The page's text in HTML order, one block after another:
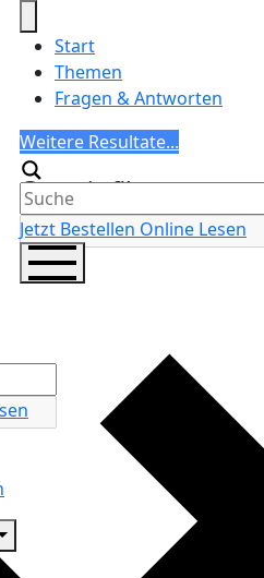
Start
Themen
Fragen & Antworten
Search
Weitere Resultate...
Generic filters
Jetzt Bestellen Online Lesen